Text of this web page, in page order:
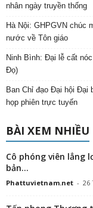
nhân ngày truyền thống
Hà Nội: GHPGVN chúc
nước về Tôn giáo
Ninh Bình: Đại lễ cất
Đọ)
Ban Chỉ đạo Đại hội Đại
họp phiên trực tuyến
BÀI XEM NHIỀU
Cô phóng viên lẳng
bản...
Phattuvietnam.net - 26